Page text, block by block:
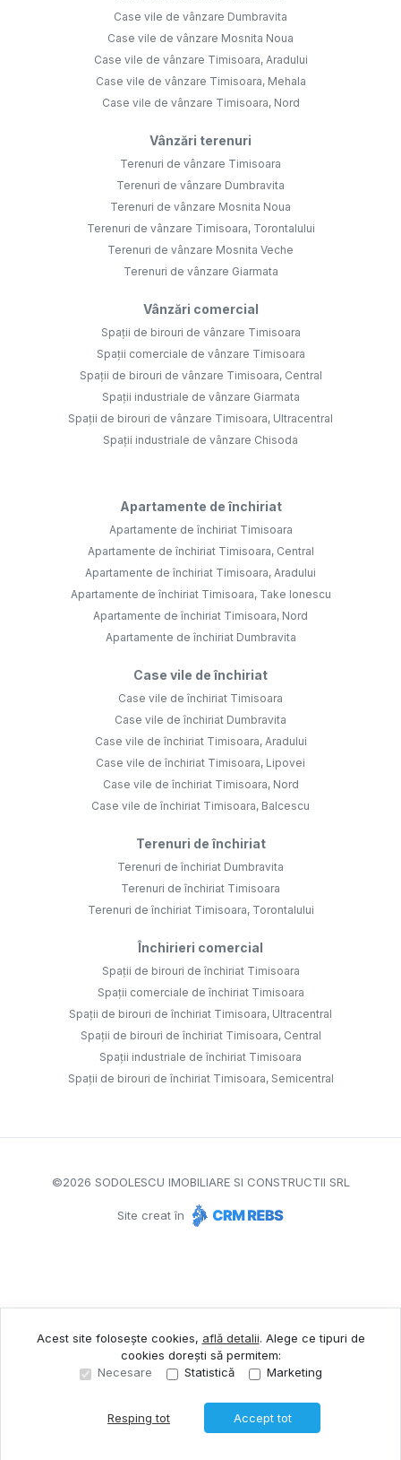
Sună acum Solicită vizionare
Case vile de vânzare Dumbravita
Case vile de vânzare Mosnita Noua
Case vile de vânzare Timisoara, Aradului
Case vile de vânzare Timisoara, Mehala
Case vile de vânzare Timisoara, Nord
Vânzări terenuri
Terenuri de vânzare Timisoara
Terenuri de vânzare Dumbravita
Terenuri de vânzare Mosnita Noua
Terenuri de vânzare Timisoara, Torontalului
Terenuri de vânzare Mosnita Veche
Terenuri de vânzare Giarmata
Vânzări comercial
Spații de birouri de vânzare Timisoara
Spații comerciale de vânzare Timisoara
Spații de birouri de vânzare Timisoara, Central
Spații industriale de vânzare Giarmata
Spații de birouri de vânzare Timisoara, Ultracentral
Spații industriale de vânzare Chisoda
Apartamente de închiriat
Apartamente de închiriat Timisoara
Apartamente de închiriat Timisoara, Central
Apartamente de închiriat Timisoara, Aradului
Apartamente de închiriat Timisoara, Take Ionescu
Apartamente de închiriat Timisoara, Nord
Apartamente de închiriat Dumbravita
Case vile de închiriat
Case vile de închiriat Timisoara
Case vile de închiriat Dumbravita
Case vile de închiriat Timisoara, Aradului
Case vile de închiriat Timisoara, Lipovei
Case vile de închiriat Timisoara, Nord
Case vile de închiriat Timisoara, Balcescu
Terenuri de închiriat
Terenuri de închiriat Dumbravita
Terenuri de închiriat Timisoara
Terenuri de închiriat Timisoara, Torontalului
Închirieri comercial
Spații de birouri de închiriat Timisoara
Spații comerciale de închiriat Timisoara
Spații de birouri de închiriat Timisoara, Ultracentral
Spații de birouri de închiriat Timisoara, Central
Spații industriale de închiriat Timisoara
Spații de birouri de închiriat Timisoara, Semicentral
©2026 SODOLESCU IMOBILIARE SI CONSTRUCTII SRL
Site creat în
Acest site folosește cookies, află detalii. Alege ce tipuri de
cookies dorești să permitem:
Necesare
Statistică Marketing
Resping tot Accept tot